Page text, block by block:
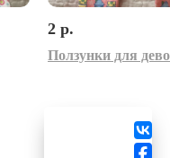
2 р.
Ползунки для